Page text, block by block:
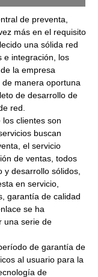
de preventa,
más en el requisito
una sólida red
e integración, los
la empresa
manera oportuna
de desarrollo de
red.
clientes son
buscan
el servicio
de ventas, todos
y desarrollo sólidos,
en servicio,
garantía de calidad
se ha
una serie de
de garantía de
al usuario para la
de